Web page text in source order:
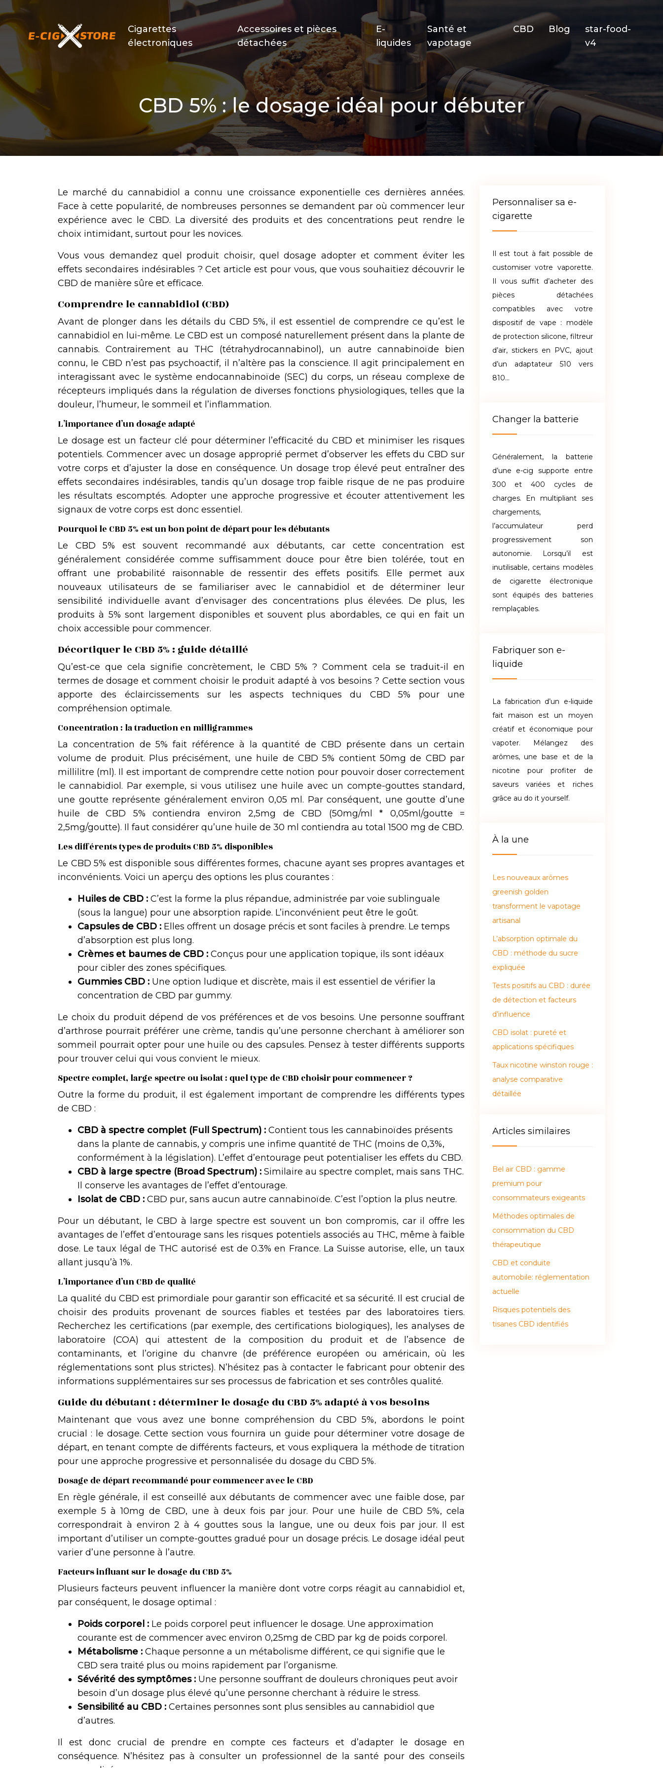
Cigarettes
électroniques
Accessoires et pièces
détachées
E-
liquides
Santé et
vapotage
CBD Blog
star-food-
v4
CBD 5% : le dosage idéal pour débuter
Le marché du cannabidiol a connu une croissance exponentielle ces dernières années.
Face à cette popularité, de nombreuses personnes se demandent par où commencer leur
expérience avec le CBD. La diversité des produits et des concentrations peut rendre le
choix intimidant, surtout pour les novices.
Vous vous demandez quel produit choisir, quel dosage adopter et comment éviter les
effets secondaires indésirables ? Cet article est pour vous, que vous souhaitiez découvrir le
CBD de manière sûre et efficace.
Comprendre le cannabidiol (CBD)
Avant de plonger dans les détails du CBD 5%, il est essentiel de comprendre ce qu’est le
cannabidiol en lui-même. Le CBD est un composé naturellement présent dans la plante de
cannabis. Contrairement au THC (tétrahydrocannabinol), un autre cannabinoïde bien
connu, le CBD n’est pas psychoactif, il n’altère pas la conscience. Il agit principalement en
interagissant avec le système endocannabinoïde (SEC) du corps, un réseau complexe de
récepteurs impliqués dans la régulation de diverses fonctions physiologiques, telles que la
douleur, l’humeur, le sommeil et l’inflammation.
L’importance d’un dosage adapté
Le dosage est un facteur clé pour déterminer l’efficacité du CBD et minimiser les risques
potentiels. Commencer avec un dosage approprié permet d’observer les effets du CBD sur
votre corps et d’ajuster la dose en conséquence. Un dosage trop élevé peut entraîner des
effets secondaires indésirables, tandis qu’un dosage trop faible risque de ne pas produire
les résultats escomptés. Adopter une approche progressive et écouter attentivement les
signaux de votre corps est donc essentiel.
Pourquoi le CBD 5% est un bon point de départ pour les débutants
Le CBD 5% est souvent recommandé aux débutants, car cette concentration est
généralement considérée comme suffisamment douce pour être bien tolérée, tout en
offrant une probabilité raisonnable de ressentir des effets positifs. Elle permet aux
nouveaux utilisateurs de se familiariser avec le cannabidiol et de déterminer leur
sensibilité individuelle avant d’envisager des concentrations plus élevées. De plus, les
produits à 5% sont largement disponibles et souvent plus abordables, ce qui en fait un
choix accessible pour commencer.
Décortiquer le CBD 5% : guide détaillé
Qu’est-ce que cela signifie concrètement, le CBD 5% ? Comment cela se traduit-il en
termes de dosage et comment choisir le produit adapté à vos besoins ? Cette section vous
apporte des éclaircissements sur les aspects techniques du CBD 5% pour une
compréhension optimale.
Concentration : la traduction en milligrammes
La concentration de 5% fait référence à la quantité de CBD présente dans un certain
volume de produit. Plus précisément, une huile de CBD 5% contient 50mg de CBD par
millilitre (ml). Il est important de comprendre cette notion pour pouvoir doser correctement
le cannabidiol. Par exemple, si vous utilisez une huile avec un compte-gouttes standard,
une goutte représente généralement environ 0,05 ml. Par conséquent, une goutte d’une
huile de CBD 5% contiendra environ 2,5mg de CBD (50mg/ml * 0,05ml/goutte =
2,5mg/goutte). Il faut considérer qu’une huile de 30 ml contiendra au total 1500 mg de CBD.
Les différents types de produits CBD 5% disponibles
Le CBD 5% est disponible sous différentes formes, chacune ayant ses propres avantages et
inconvénients. Voici un aperçu des options les plus courantes :
Huiles de CBD : C’est la forme la plus répandue, administrée par voie sublinguale
(sous la langue) pour une absorption rapide. L’inconvénient peut être le goût.
Capsules de CBD : Elles offrent un dosage précis et sont faciles à prendre. Le temps
d’absorption est plus long.
Crèmes et baumes de CBD : Conçus pour une application topique, ils sont idéaux
pour cibler des zones spécifiques.
Gummies CBD : Une option ludique et discrète, mais il est essentiel de vérifier la
concentration de CBD par gummy.
Le choix du produit dépend de vos préférences et de vos besoins. Une personne souffrant
d’arthrose pourrait préférer une crème, tandis qu’une personne cherchant à améliorer son
sommeil pourrait opter pour une huile ou des capsules. Pensez à tester différents supports
pour trouver celui qui vous convient le mieux.
Spectre complet, large spectre ou isolat : quel type de CBD choisir pour commencer ?
Outre la forme du produit, il est également important de comprendre les différents types
de CBD :
CBD à spectre complet (Full Spectrum) : Contient tous les cannabinoïdes présents
dans la plante de cannabis, y compris une infime quantité de THC (moins de 0,3%,
conformément à la législation). L’effet d’entourage peut potentialiser les effets du CBD.
CBD à large spectre (Broad Spectrum) : Similaire au spectre complet, mais sans THC.
Il conserve les avantages de l’effet d’entourage.
Isolat de CBD : CBD pur, sans aucun autre cannabinoïde. C’est l’option la plus neutre.
Pour un débutant, le CBD à large spectre est souvent un bon compromis, car il offre les
avantages de l’effet d’entourage sans les risques potentiels associés au THC, même à faible
dose. Le taux légal de THC autorisé est de 0.3% en France. La Suisse autorise, elle, un taux
allant jusqu’à 1%.
L’importance d’un CBD de qualité
La qualité du CBD est primordiale pour garantir son efficacité et sa sécurité. Il est crucial de
choisir des produits provenant de sources fiables et testées par des laboratoires tiers.
Recherchez les certifications (par exemple, des certifications biologiques), les analyses de
laboratoire (COA) qui attestent de la composition du produit et de l’absence de
contaminants, et l’origine du chanvre (de préférence européen ou américain, où les
réglementations sont plus strictes). N’hésitez pas à contacter le fabricant pour obtenir des
informations supplémentaires sur ses processus de fabrication et ses contrôles qualité.
Guide du débutant : déterminer le dosage du CBD 5% adapté à vos besoins
Maintenant que vous avez une bonne compréhension du CBD 5%, abordons le point
crucial : le dosage. Cette section vous fournira un guide pour déterminer votre dosage de
départ, en tenant compte de différents facteurs, et vous expliquera la méthode de titration
pour une approche progressive et personnalisée du dosage du CBD 5%.
Dosage de départ recommandé pour commencer avec le CBD
En règle générale, il est conseillé aux débutants de commencer avec une faible dose, par
exemple 5 à 10mg de CBD, une à deux fois par jour. Pour une huile de CBD 5%, cela
correspondrait à environ 2 à 4 gouttes sous la langue, une ou deux fois par jour. Il est
important d’utiliser un compte-gouttes gradué pour un dosage précis. Le dosage idéal peut
varier d’une personne à l’autre.
Facteurs influant sur le dosage du CBD 5%
Plusieurs facteurs peuvent influencer la manière dont votre corps réagit au cannabidiol et,
par conséquent, le dosage optimal :
Poids corporel : Le poids corporel peut influencer le dosage. Une approximation
courante est de commencer avec environ 0,25mg de CBD par kg de poids corporel.
Métabolisme : Chaque personne a un métabolisme différent, ce qui signifie que le
CBD sera traité plus ou moins rapidement par l’organisme.
Sévérité des symptômes : Une personne souffrant de douleurs chroniques peut avoir
besoin d’un dosage plus élevé qu’une personne cherchant à réduire le stress.
Sensibilité au CBD : Certaines personnes sont plus sensibles au cannabidiol que
d’autres.
Il est donc crucial de prendre en compte ces facteurs et d’adapter le dosage en
conséquence. N’hésitez pas à consulter un professionnel de la santé pour des conseils
Personnaliser sa e-
cigarette
Il est tout à fait possible de
customiser votre vaporette.
Il vous suffit d’acheter des
pièces détachées
compatibles avec votre
dispositif de vape : modèle
de protection silicone, filtreur
d’air, stickers en PVC, ajout
d’un adaptateur 510 vers
810…
Changer la batterie
Généralement, la batterie
d’une e-cig supporte entre
300 et 400 cycles de
charges. En multipliant ses
chargements,
l’accumulateur perd
progressivement son
autonomie. Lorsqu’il est
inutilisable, certains modèles
de cigarette électronique
sont équipés des batteries
remplaçables.
Fabriquer son e-
liquide
La fabrication d’un e-liquide
fait maison est un moyen
créatif et économique pour
vapoter. Mélangez des
arômes, une base et de la
nicotine pour profiter de
saveurs variées et riches
grâce au do it yourself.
À la une
Les nouveaux arômes
greenish golden
transforment le vapotage
artisanal
L’absorption optimale du
CBD : méthode du sucre
expliquée
Tests positifs au CBD : durée
de détection et facteurs
d’influence
CBD isolat : pureté et
applications spécifiques
Taux nicotine winston rouge :
analyse comparative
détaillée
Articles similaires
Bel air CBD : gamme
premium pour
consommateurs exigeants
Méthodes optimales de
consommation du CBD
thérapeutique
CBD et conduite
automobile: réglementation
actuelle
Risques potentiels des
tisanes CBD identifiés